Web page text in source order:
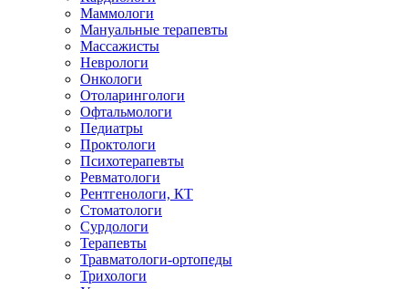
Маммологи
Мануальные терапевты
Массажисты
Неврологи
Онкологи
Отоларингологи
Офтальмологи
Педиатры
Проктологи
Психотерапевты
Ревматологи
Рентгенологи, КТ
Стоматологи
Сурдологи
Терапевты
Травматологи-ортопеды
Трихологи